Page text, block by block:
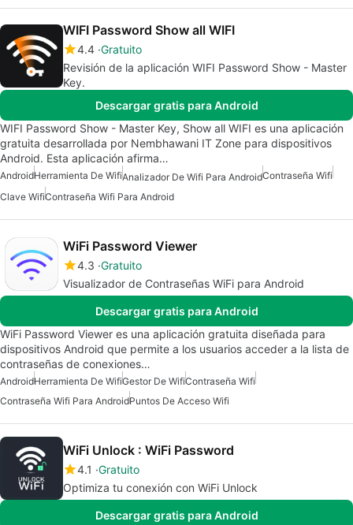
WIFI Password Show all WIFI
4.4 Gratuito
Revisión de la aplicación WIFI Password Show - Master
Key.
Descargar gratis para Android
WIFI Password Show - Master Key, Show all WIFI es una aplicación
gratuita desarrollada por Nembhawani IT Zone para dispositivos
Android. Esta aplicación afirma…
AndroidHerramienta De WifiAnalizador De Wifi Para AndroidContraseña Wifi
Clave WifiContraseña Wifi Para Android
WiFi Password Viewer
4.3 Gratuito
Visualizador de Contraseñas WiFi para Android
Descargar gratis para Android
WiFi Password Viewer es una aplicación gratuita diseñada para
dispositivos Android que permite a los usuarios acceder a la lista de
contraseñas de conexiones…
AndroidHerramienta De WifiGestor De WifiContraseña Wifi
Contraseña Wifi Para AndroidPuntos De Acceso Wifi
WiFi Unlock : WiFi Password
4.1 Gratuito
Optimiza tu conexión con WiFi Unlock
Descargar gratis para Android